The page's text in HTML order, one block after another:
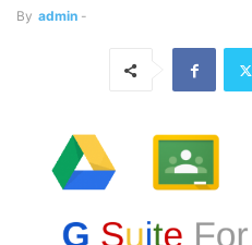
By admin -